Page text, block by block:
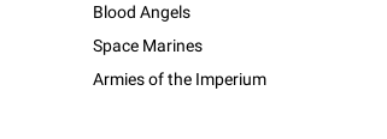
Blood Angels
Space Marines
Armies of the Imperium